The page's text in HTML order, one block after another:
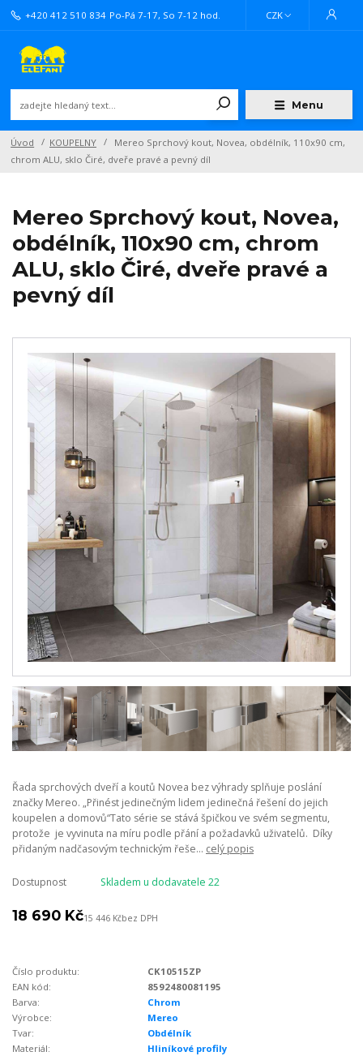
Menu
CZK
+420 412 510 834 Po-Pá 7-17, So 7-12 hod.
Úvod KOUPELNY
Mereo Sprchový kout, Novea, obdélník, 110x90 cm,
chrom ALU, sklo Čiré, dveře pravé a pevný díl
Mereo Sprchový kout, Novea,
obdélník, 110x90 cm, chrom
ALU, sklo Čiré, dveře pravé a
pevný díl
Řada sprchových dveří a koutů Novea bez výhrady splňuje poslání
značky Mereo. „Přinést jedinečným lidem jedinečná řešení do jejich
koupelen a domovů“Tato série se stává špičkou ve svém segmentu,
protože je vyvinuta na míru podle přání a požadavků uživatelů. Díky
přidaným nadčasovým technickým řeše... celý popis
Dostupnost Skladem u dodavatele 22
18 690 Kč15 446 Kčbez DPH
Číslo produktu:
CK10515ZP
EAN kód:
8592480081195
Barva:
Chrom
Výrobce:
Mereo
Tvar:
Obdélník
Materiál:
Hliníkové profily